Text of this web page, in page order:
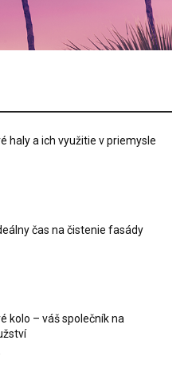
haly a ich využitie v priemysle
čas na čistenie fasády
kolo – váš společník na